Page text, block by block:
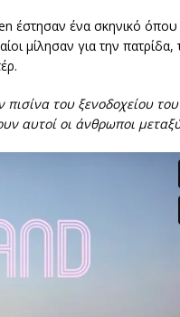
έστησαν ένα σκηνικό
μίλησαν για την πατρίδα,
του ξενοδοχείου
αυτοί οι άνθρωποι